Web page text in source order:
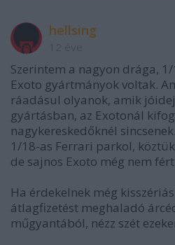
hellsing
Szerintem a nagyon drága,
Exoto gyártmányok voltak.
ráadásul olyanok, amik
gyártásban, az Exotonál
nagykereskedőknél
1/18-as Ferrari parkol,
de sajnos Exoto még nem
Ha érdekelnek még
átlagfizetést meghaladó
műgyantából, nézz szét